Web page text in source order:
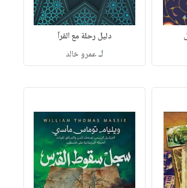
دليل رحلة مع القرآ
لـعمرو خالد